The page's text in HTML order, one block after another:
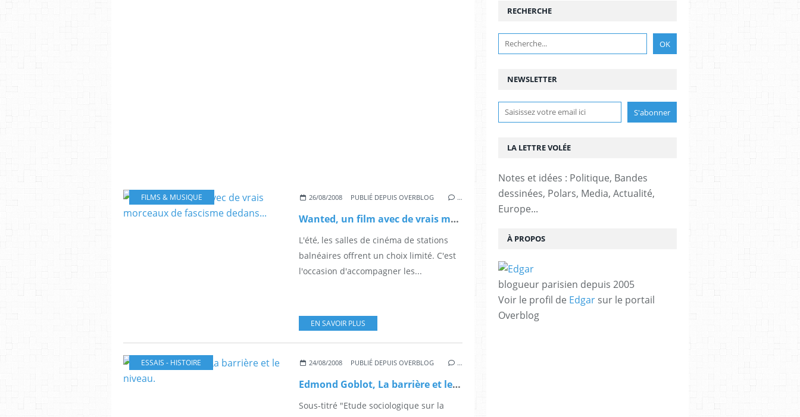
FILMS & MUSIQUE 26/08/2008 PUBLIÉ DEPUIS OVERBLOG …
Wanted, un film avec de vrais morceaux de fascisme dedans...
L'été, les salles de cinéma de stations
balnéaires offrent un choix limité. C'est
l'occasion d'accompagner les...
EN SAVOIR PLUS
ESSAIS - HISTOIRE 24/08/2008 PUBLIÉ DEPUIS OVERBLOG …
Edmond Goblot, La barrière et le niveau.
Sous-titré "Etude sociologique sur la
NEWSLETTER
RECHERCHE
LA LETTRE VOLÉE
Notes et idées : Politique, Bandes
dessinées, Polars, Media, Actualité,
Europe...
À PROPOS
blogueur parisien depuis 2005
Voir le profil de Edgar sur le portail
Overblog